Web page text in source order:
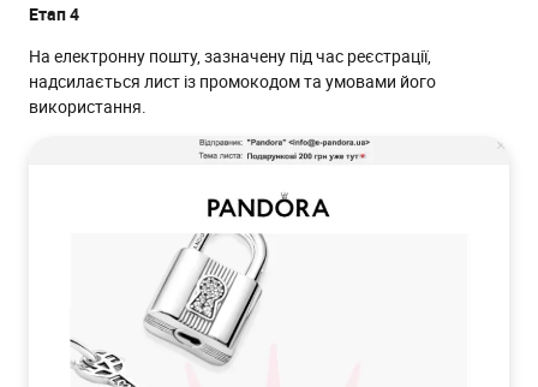
Етап 4
На електронну пошту, зазначену під час реєстрації,
надсилається лист із промокодом та умовами його
використання.